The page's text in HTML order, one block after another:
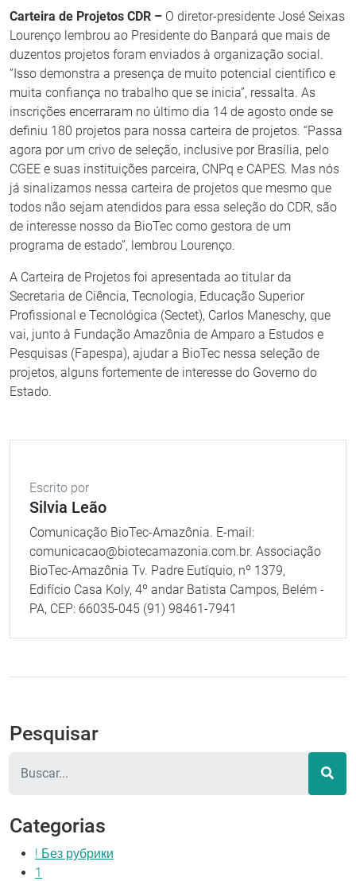
Carteira de Projetos CDR – O diretor-presidente José Seixas
Lourenço lembrou ao Presidente do Banpará que mais de
duzentos projetos foram enviados à organização social.
“Isso demonstra a presença de muito potencial científico e
muita confiança no trabalho que se inicia”, ressalta. As
inscrições encerraram no último dia 14 de agosto onde se
definiu 180 projetos para nossa carteira de projetos. “Passa
agora por um crivo de seleção, inclusive por Brasília, pelo
CGEE e suas instituições parceira, CNPq e CAPES. Mas nós
já sinalizamos nessa carteira de projetos que mesmo que
todos não sejam atendidos para essa seleção do CDR, são
de interesse nosso da BioTec como gestora de um
programa de estado”, lembrou Lourenço.
A Carteira de Projetos foi apresentada ao titular da
Secretaria de Ciência, Tecnologia, Educação Superior
Profissional e Tecnológica (Sectet), Carlos Maneschy, que
vai, junto à Fundação Amazônia de Amparo a Estudos e
Pesquisas (Fapespa), ajudar a BioTec nessa seleção de
projetos, alguns fortemente de interesse do Governo do
Estado.
Escrito por
Silvia Leão
Comunicação BioTec-Amazônia. E-mail:
comunicacao@biotecamazonia.com.br. Associação
BioTec-Amazônia Tv. Padre Eutíquio, nº 1379,
Edifício Casa Koly, 4º andar Batista Campos, Belém -
PA, CEP: 66035-045 (91) 98461-7941
Pesquisar
Categorias
! Без рубрики
1